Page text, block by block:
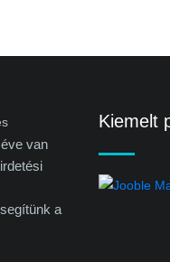
van
a
Kiemelt